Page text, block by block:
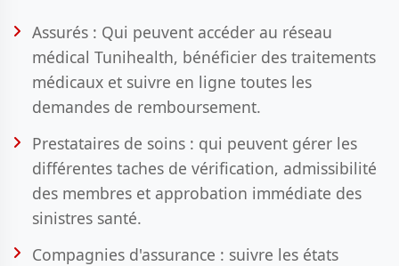
Assurés : Qui peuvent accéder au réseau
médical Tunihealth, bénéficier des traitements
médicaux et suivre en ligne toutes les
demandes de remboursement.
Prestataires de soins : qui peuvent gérer les
différentes taches de vérification, admissibilité
des membres et approbation immédiate des
sinistres santé.
Compagnies d'assurance : suivre les états